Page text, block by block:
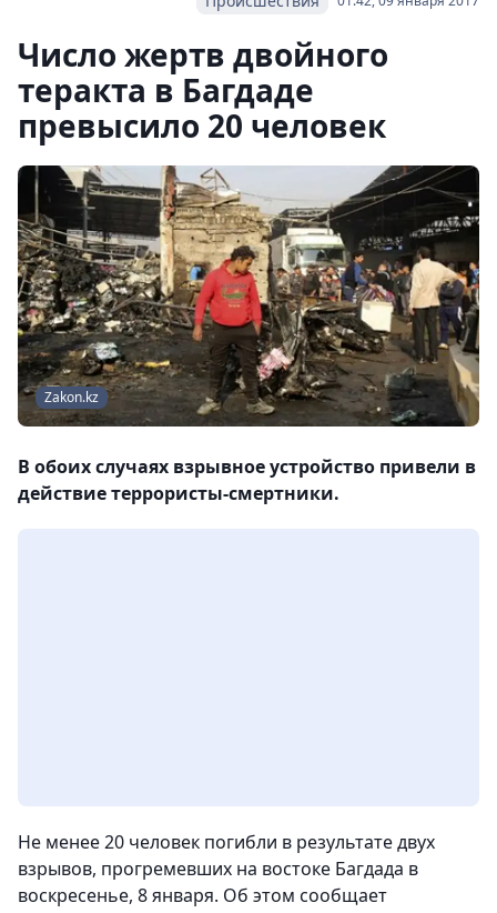
Число жертв двойного
теракта в Багдаде
превысило 20 человек
Zakon.kz
В обоих случаях взрывное устройство привели в
действие террористы-смертники.
Не менее 20 человек погибли в результате двух
взрывов, прогремевших на востоке Багдада в
воскресенье, 8 января. Об этом сообщает